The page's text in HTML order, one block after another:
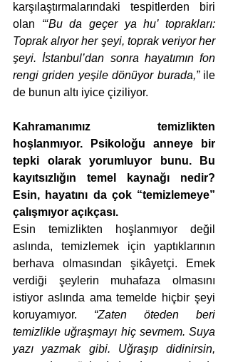
karşılaştırmalarındaki tespitlerden biri
olan “‘Bu da geçer ya hu’ toprakları:
Toprak alıyor her şeyi, toprak veriyor her
şeyi. İstanbul’dan sonra hayatımın fon
rengi griden yeşile dönüyor burada,” ile
de bunun altı iyice çiziliyor.
Kahramanımız temizlikten
hoşlanmıyor. Psikoloğu anneye bir
tepki olarak yorumluyor bunu. Bu
kayıtsızlığın temel kaynağı nedir?
Esin, hayatını da çok “temizlemeye”
çalışmıyor açıkçası.
Esin temizlikten hoşlanmıyor değil
aslında, temizlemek için yaptıklarının
berhava olmasından şikâyetçi. Emek
verdiği şeylerin muhafaza olmasını
istiyor aslında ama temelde hiçbir şeyi
koruyamıyor. “Zaten öteden beri
temizlikle uğraşmayı hiç sevmem. Suya
yazı yazmak gibi. Uğraşıp didinirsin,